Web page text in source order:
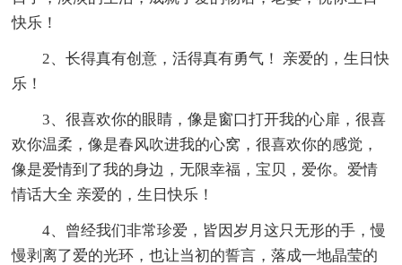
快乐！
2、长得真有创意，活得真有勇气！ 亲爱的，生日快
乐！
3、很喜欢你的眼睛，像是窗口打开我的心扉，很喜
欢你温柔，像是春风吹进我的心窝，很喜欢你的感觉，
像是爱情到了我的身边，无限幸福，宝贝，爱你。爱情
情话大全 亲爱的，生日快乐！
4、曾经我们非常珍爱，皆因岁月这只无形的手，慢
慢剥离了爱的光环，也让当初的誓言，落成一地晶莹的